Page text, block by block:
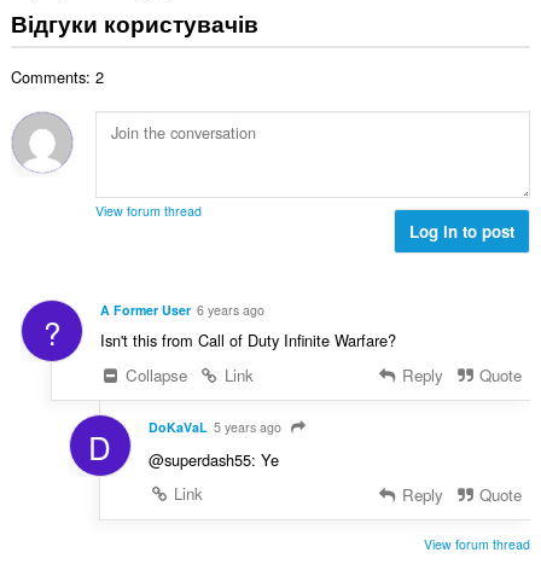
Відгуки користувачів
Comments: 2
View forum thread
Log in to post
? A Former User 6 years ago
Isn't this from Call of Duty Infinite Warfare?
Collapse
Link Reply Quote
D DoKaVaL 5 years ago
@superdash55: Ye
Link
Reply Quote
View forum thread